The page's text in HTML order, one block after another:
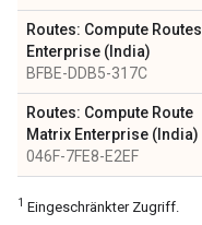
Routes: Compute Routes
Enterprise (India)
BFBE-DDB5-317C
Routes: Compute Route
Matrix Enterprise (India)
046F-7FE8-E2EF
1 Eingeschränkter Zugriff.